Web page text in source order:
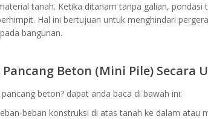
tanah. Ketika ditanam tanpa galian,
Hal ini bertujuan untuk menghindari
bangunan.
Beton (Mini Pile) Secara
beton? dapat anda baca di bawah ini:
beban konstruksi di atas tanah ke dalam atau